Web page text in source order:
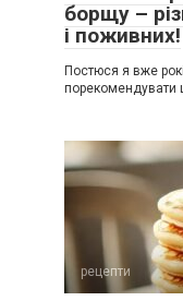
борщу –
і поживних!
Постюся я вже
порекомендувати
рецепти